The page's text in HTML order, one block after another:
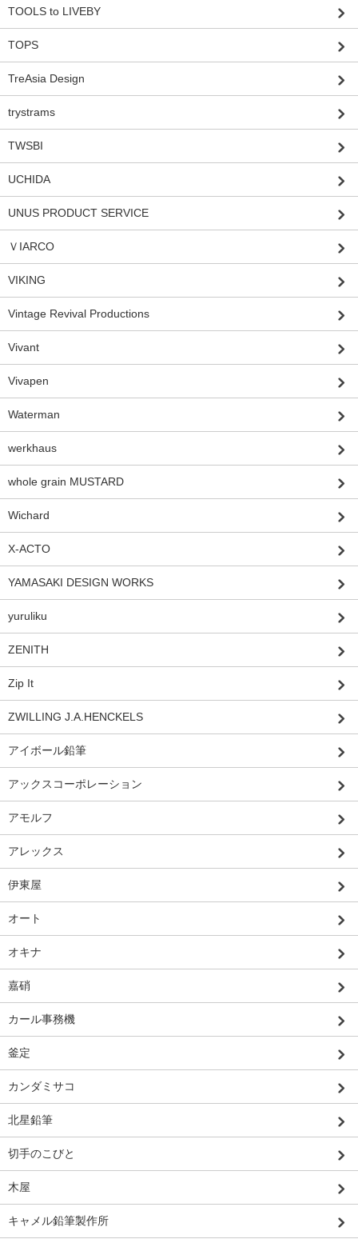
TOOLS to LIVEBY
TOPS
TreAsia Design
trystrams
TWSBI
UCHIDA
UNUS PRODUCT SERVICE
ＶIARCO
VIKING
Vintage Revival Productions
Vivant
Vivapen
Waterman
werkhaus
whole grain MUSTARD
Wichard
X-ACTO
YAMASAKI DESIGN WORKS
yuruliku
ZENITH
Zip It
ZWILLING J.A.HENCKELS
アイボール鉛筆
アックスコーポレーション
アモルフ
アレックス
伊東屋
オート
オキナ
嘉硝
カール事務機
釜定
カンダミサコ
北星鉛筆
切手のこびと
木屋
キャメル鉛筆製作所